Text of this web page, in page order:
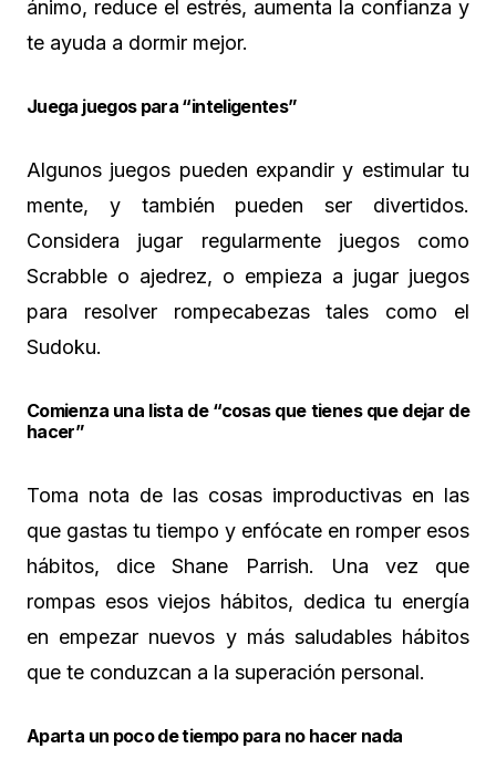
ánimo, reduce el estrés, aumenta la confianza y
te ayuda a dormir mejor.
Juega juegos para “inteligentes”
Algunos juegos pueden expandir y estimular tu
mente, y también pueden ser divertidos.
Considera jugar regularmente juegos como
Scrabble o ajedrez, o empieza a jugar juegos
para resolver rompecabezas tales como el
Sudoku.
Comienza una lista de “cosas que tienes que dejar de
hacer”
Toma nota de las cosas improductivas en las
que gastas tu tiempo y enfócate en romper esos
hábitos, dice Shane Parrish. Una vez que
rompas esos viejos hábitos, dedica tu energía
en empezar nuevos y más saludables hábitos
que te conduzcan a la superación personal.
Aparta un poco de tiempo para no hacer nada